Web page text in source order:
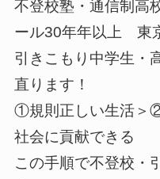
不登校塾・通信制高
ール30年年以上 東
引きこもり中学生・
直ります！
①規則正しい生活＞
社会に貢献できる
この手順で不登校・